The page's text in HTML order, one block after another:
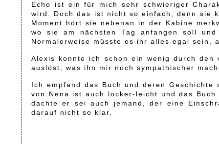
Echo ist ein für mich sehr schwieriger
wird. Doch das ist nicht so einfach, denn sie
Moment hört sie nebenan in der Kabine
wo sie am nächsten Tag anfangen soll
Normalerweise müsste es ihr alles egal sein,
Alexis konnte ich schon ein wenig durch
auslöst, was ihn mir noch sympathischer
Ich empfand das Buch und deren
von Nena ist auch locker-leicht und das
dachte er sei auch jemand, der eine
darauf nicht so klar.